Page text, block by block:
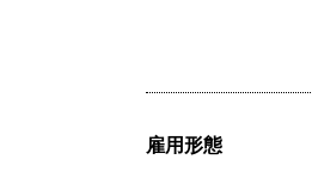
雇用形態